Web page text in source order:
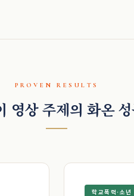
PROVEN RESULTS
영상 주제의 화온
학교폭력·소년